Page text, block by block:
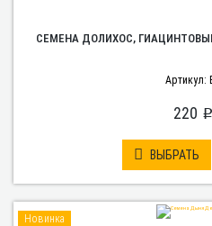
СЕМЕНА ДОЛИХОС,
Артикул:
220 p
ВЫБРАТЬ
Новинка